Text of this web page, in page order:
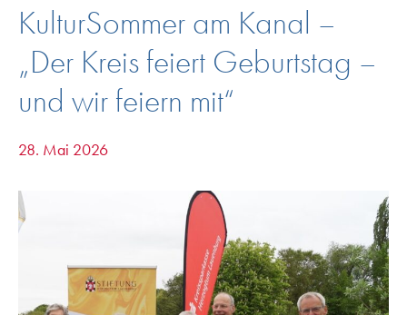
KulturSommer am Kanal –
„Der Kreis feiert Geburtstag –
und wir feiern mit“
28. Mai 2026